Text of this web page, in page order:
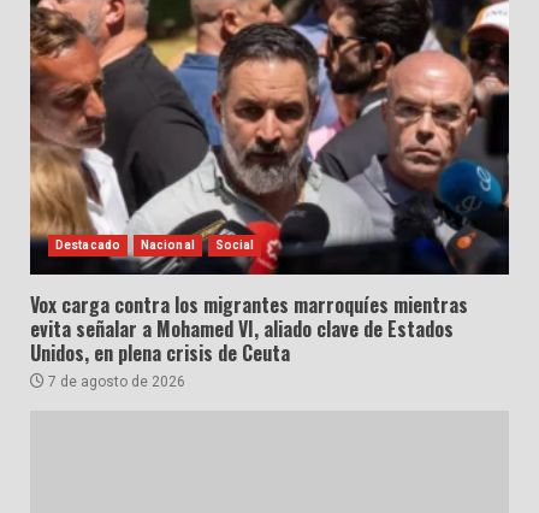
Destacado Nacional Social
Vox carga contra los migrantes marroquíes mientras
evita señalar a Mohamed VI, aliado clave de Estados
Unidos, en plena crisis de Ceuta
7 de agosto de 2026